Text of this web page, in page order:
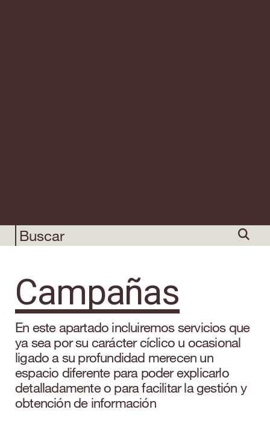
Campañas
En este apartado incluiremos servicios que
ya sea por su carácter cíclico u ocasional
ligado a su profundidad merecen un
espacio diferente para poder explicarlo
detalladamente o para facilitar la gestión y
obtención de información